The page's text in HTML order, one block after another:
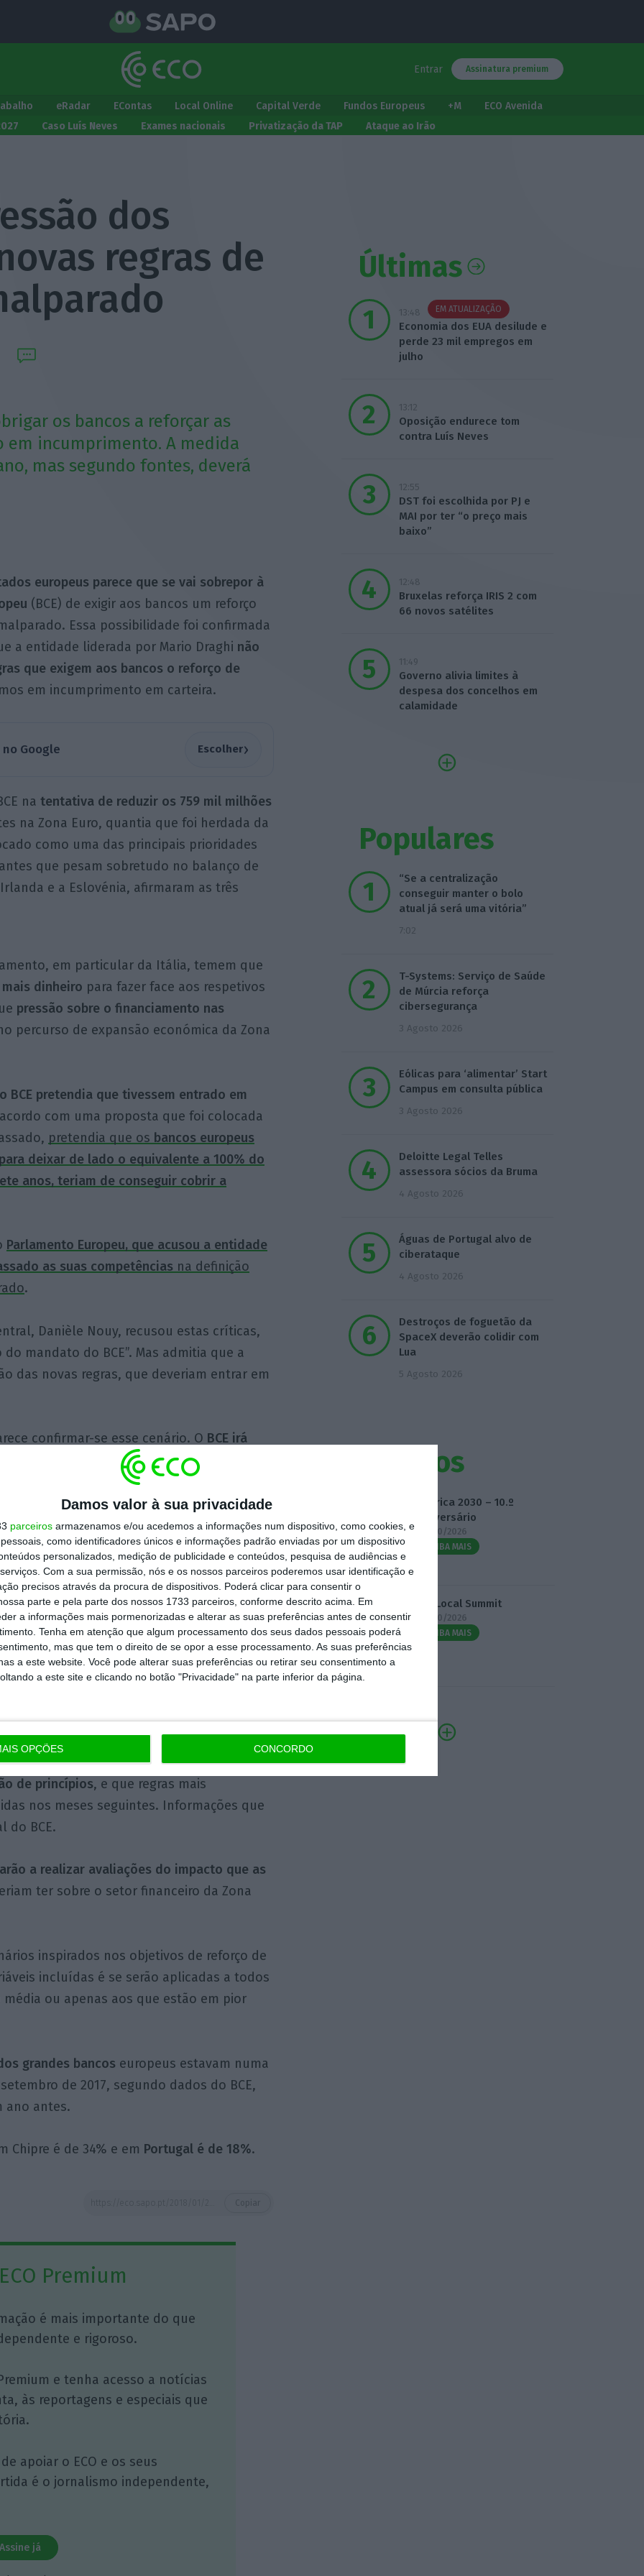
Damos valor à sua privacidade
parceiros armazenamos e/ou acedemos a informações num dispositivo, como cookies, e
como identificadores únicos e informações padrão enviadas por um dispositivo
personalizados, medição de publicidade e conteúdos, pesquisa de audiências e
Com a sua permissão, nós e os nossos parceiros poderemos usar identificação e
precisos através da procura de dispositivos. Poderá clicar para consentir o
parte e pela parte dos nossos 1733 parceiros, conforme descrito acima. Em
a informações mais pormenorizadas e alterar as suas preferências antes de consentir
Tenha em atenção que algum processamento dos seus dados pessoais poderá
mas que tem o direito de se opor a esse processamento. As suas preferências
a este website. Você pode alterar suas preferências ou retirar seu consentimento a
a este site e clicando no botão "Privacidade" na parte inferior da página.
OPÇÕES CONCORDO
Entrar Assinatura premium
eRadar EContas Local Online Capital Verde Fundos Europeus +M
ECO Avenida
Caso Luís Neves Exames nacionais Privatização da TAP Ataque ao Irão
dos
regras de
os bancos a reforçar as
em incumprimento. A medida
mas segundo fontes, deverá
europeus parece que se vai sobrepor à
(BCE) de exigir aos bancos um reforço
Essa possibilidade foi confirmada
a entidade liderada por Mario Draghi não
que exigem aos bancos o reforço de
em incumprimento em carteira.
Google Escolher›
na tentativa de reduzir os 759 mil milhões
na Zona Euro, quantia que foi herdada da
como uma das principais prioridades
que pesam sobretudo no balanço de
e a Eslovénia, afirmaram as três
em particular da Itália, temem que
dinheiro para fazer face aos respetivos
pressão sobre o financiamento nas
percurso de expansão económica da Zona
BCE pretendia que tivessem entrado em
com uma proposta que foi colocada
pretendia que os bancos europeus
deixar de lado o equivalente a 100% do
anos, teriam de conseguir cobrir a
Parlamento Europeu, que acusou a entidade
as suas competências na definição
.
Danièle Nouy, recusou estas críticas,
mandato do BCE”. Mas admitia que a
das novas regras, que deveriam entrar em
confirmar-se esse cenário. O BCE irá
uma regra há muito esperadarelativa aos
conhecidos pela sigla NPL, no
trimestre,mas pode atrasar sua aplicação,
presidente do banco, Daniele Nouy,
feira.
deste ano “, disse Nouy, em
e opiniões legais que recebemos, e
“Entre outras coisas,podemos
o contexto do Pillar 2″, esclareceu
Reuters.
contudo, que esse documento muito
de princípios, e que regras mais
nos meses seguintes. Informações que
do BCE.
a realizar avaliações do impacto que as
ter sobre o setor financeiro da Zona
inspirados nos objetivos de reforço de
incluídas é se serão aplicadas a todos
ou apenas aos que estão em pior
grandes bancos europeus estavam numa
de 2017, segundo dados do BCE,
ano antes.
Chipre é de 34% e em Portugal é de 18%.
Premium
é mais importante do que
e rigoroso.
e tenha acesso a notícias
às reportagens e especiais que
apoiar o ECO e os seus
é o jornalismo independente,
Assine já
Últimas
13:48 EM ATUALIZAÇÃO
Economia dos EUA desilude e
perde 23 mil empregos em
julho
13:12
Oposição endurece tom
contra Luís Neves
12:55
DST foi escolhida por PJ e
MAI por ter “o preço mais
baixo”
12:48
Bruxelas reforça IRIS 2 com
66 novos satélites
11:49
Governo alivia limites à
despesa dos concelhos em
calamidade
Populares
“Se a centralização
conseguir manter o bolo
atual já será uma vitória”
7:02
T-Systems: Serviço de Saúde
de Múrcia reforça
cibersegurança
3 Agosto 2026
Eólicas para ‘alimentar’ Start
Campus em consulta pública
3 Agosto 2026
Deloitte Legal Telles
assessora sócios da Bruma
4 Agosto 2026
Águas de Portugal alvo de
ciberataque
4 Agosto 2026
Destroços de foguetão da
SpaceX deverão colidir com
Lua
5 Agosto 2026
Eventos
Fábrica 2030 – 10.º
Aniversário
14/10/2026
SAIBA MAIS
3.º Local Summit
07/10/2026
SAIBA MAIS